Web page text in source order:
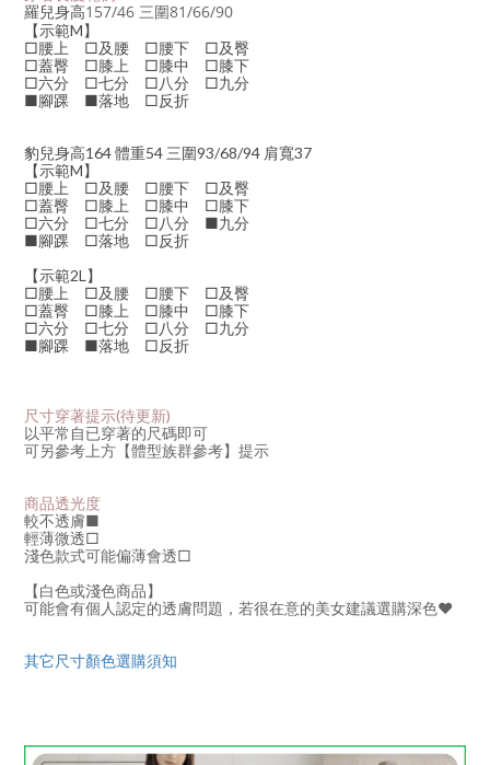
羅兒身高157/46 三圍81/66/90
【示範M】
□腰上 □及腰 □腰下 □及臀
□蓋臀 □膝上 □膝中 □膝下
□六分 □七分 □八分 □九分
■腳踝 ■落地 □反折
豹兒身高164 體重54 三圍93/68/94 肩寬37
【示範M】
□腰上 □及腰 □腰下 □及臀
□蓋臀 □膝上 □膝中 □膝下
□六分 □七分 □八分 ■九分
■腳踝 □落地 □反折
【示範2L】
□腰上 □及腰 □腰下 □及臀
□蓋臀 □膝上 □膝中 □膝下
□六分 □七分 □八分 □九分
■腳踝 ■落地 □反折
尺寸穿著提示(待更新)
以平常自已穿著的尺碼即可
可另參考上方【體型族群參考】提示
商品透光度
較不透膚■
輕薄微透□
淺色款式可能偏薄會透□
【白色或淺色商品】
可能會有個人認定的透膚問題，若很在意的美女建議選購深色♥
其它尺寸顏色選購須知